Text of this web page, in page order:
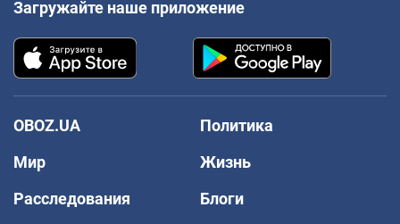
Загружайте наше приложение
OBOZ.UA
Политика
Мир
Жизнь
Расследования
Блоги